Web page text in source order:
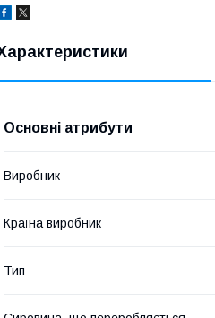
Основні атрибути
Виробник
Країна виробник
Тип